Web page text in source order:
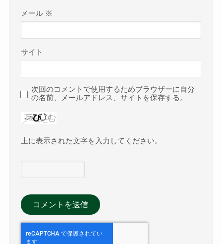
メール ※
サイト
次回のコメントで使用するためブラウザーに自分
の名前、メールアドレス、サイトを保存する。
上に表示された文字を入力してください。